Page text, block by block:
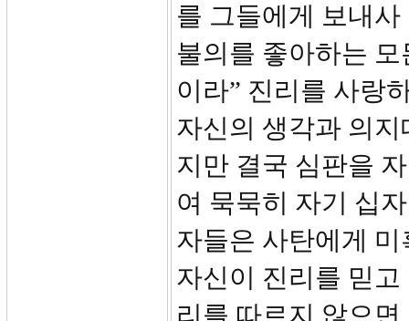
를 그들에게 보내
불의를 좋아하는
이라” 진리를 사랑
자신의 생각과 의
지만 결국 심판을
여 묵묵히 자기 십
자들은 사탄에게
자신이 진리를 믿
리를 따르지 않으